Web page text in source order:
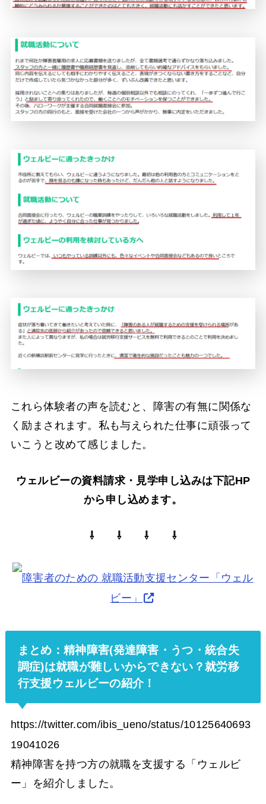
これら体験者の声を読むと、障害の有無に関係な
く励まされます。私も与えられた仕事に頑張って
いこうと改めて感じました。
ウェルビーの資料請求・見学申し込みは下記HP
から申し込めます。
⇩ ⇩ ⇩ ⇩
障害者のための 就職活動支援センター「ウェル
ビー」
まとめ：精神障害(発達障害・うつ・統合失
調症)は就職が難しいからできない？就労移
行支援ウェルビーの紹介！
https://twitter.com/ibis_ueno/status/10125640693
19041026
精神障害を持つ方の就職を支援する「ウェルビ
ー」を紹介しました。